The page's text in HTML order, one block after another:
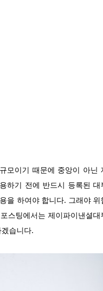
모이기 때문에 중앙이 아닌
하기 전에 반드시 등록된 대
을 하여야 합니다. 그래야 위
스팅에서는 제이파이낸셜대
습니다.